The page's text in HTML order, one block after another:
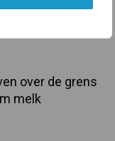
over de grens
melk